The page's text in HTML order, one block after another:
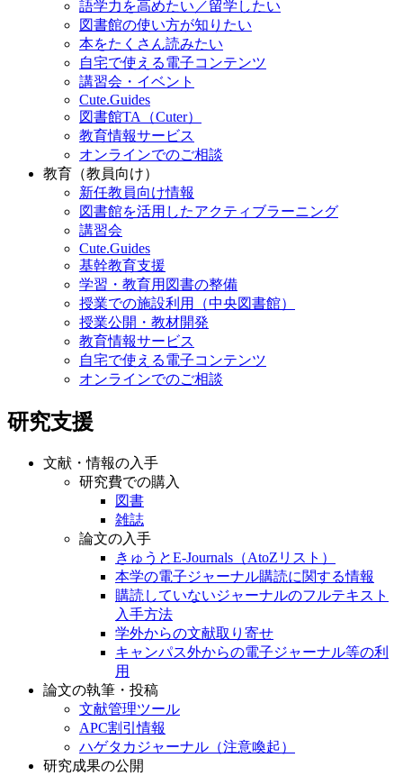
語学力を高めたい／留学したい
図書館の使い方が知りたい
本をたくさん読みたい
自宅で使える電子コンテンツ
講習会・イベント
Cute.Guides
図書館TA（Cuter）
教育情報サービス
オンラインでのご相談
教育（教員向け）
新任教員向け情報
図書館を活用したアクティブラーニング
講習会
Cute.Guides
基幹教育支援
学習・教育用図書の整備
授業での施設利用（中央図書館）
授業公開・教材開発
教育情報サービス
自宅で使える電子コンテンツ
オンラインでのご相談
研究支援
文献・情報の入手
研究費での購入
図書
雑誌
論文の入手
きゅうとE-Journals（AtoZリスト）
本学の電子ジャーナル購読に関する情報
購読していないジャーナルのフルテキスト
入手方法
学外からの文献取り寄せ
キャンパス外からの電子ジャーナル等の利
用
論文の執筆・投稿
文献管理ツール
APC割引情報
ハゲタカジャーナル（注意喚起）
研究成果の公開